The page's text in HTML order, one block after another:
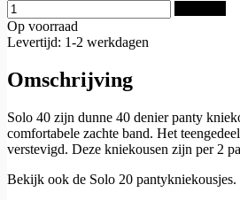
Op voorraad
Levertijd: 1-2 werkdagen
Omschrijving
Solo 40 zijn dunne 40 denier panty
comfortabele zachte band. Het
verstevigd. Deze kniekousen zijn per 2
Bekijk ook de Solo 20 pantykniekousjes.